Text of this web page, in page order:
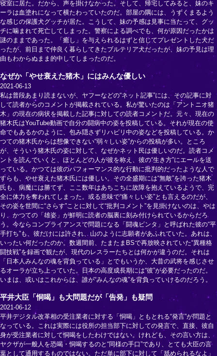
寝室に居た。だから、声を掛けなかった。そして、帰宅してみると、妹のキ
ーラは血塗れになって横たわっていたのだ。部屋の隅には、うずくまるよう
な感じの保護犬グッチが居た。こうして、妹の予感は見事に当たって、グッ
チに噛まれて死亡してしまった。警察による調べでも、何が原因だったかは
謎のままであった。「癒し」を与えられるはずと信じてプレゼントした犬だ
ったが、前日まで仲良く暮らしてきたブルテリア犬だったが、妹の予見は理
由もわからぬまま的中してしまったのだ。
なぜか「やせ衰えた猪木」にはみんな優しい
2021-06-13
私は普段あまり読まないが、ヤフーなどの“ネット記事”には、その記事に対
して読者からのコメントが掲載されている。私が驚いたのは「アントニオ猪
木」の現在の病状を掲載した記事に対しての読者コメントだ。元々、現在の
猪木氏はYouTube動画で自分の闘病中の姿を投稿している。それが現在の使
命でもあるかのように、包み隠さずリハビリ中の姿などを投稿している。か
つての猪木氏からは想像できない“弱々しい姿”からの投稿が多い。ところ
が、そういう猪木氏の姿に対して、なぜかネット民は優しいのだ。読者コメ
ントを読んでいくと、ほとんどの人が彼を称え、彼の“生き方”にエールを送
っている。かつては彼のパフォーマンス的な行動に批判的だったような人で
すらも、やせ衰えた猪木氏には優しい。その全盛期には“無敵”を誇った猪木
氏も、病魔には勝てず、ここ数年はあちこちに故障を抱えているようで、完
全に体力を奪われてしまった。或る意味で“痛々しい姿”とも言えるのだが、
その姿を世間に“さらす”ことに対して“批判コメント”を見掛けないのは、やは
り、かつての「雄姿」が鮮明に読者の脳裏に刻み付けられているからだろ
う。今ならコンプライアンスで問題になる「闘魂ビンタ」と呼ばれた彼の“平
手打ち”も、彼だけには許され、山のように志願者があふれていた。あれは、
いったい何だったのか。数週間前、たまたまBSで再放映されていた“異種格
闘技戦”を録画で観たが、現代のレスラーたちとは何かが違うのだ。それは
「日本人みんなの魂を背負っている」とでもいうか、大昔の武将を感じさせ
るオーラが立ち上っていた。日本の高度成長期には“彼”が必要だったのだ。
いまは、或いはこれからは、誰が“みんなの魂”を背負っていけるのだろう。
平井大臣「恫喝」も大問題だが「告発」も疑問
2021-06-12
平井デジタル改革相の受注業者に対する「恫喝」ともとれる“発言”が問題と
なっている。これは実際には役所の担当部下に対しての発言で、直接、彼自
身が受注業者に対して恫喝をしたわけではない。けれども、その言い方は、
ヤクザが一般人を恐喝・恫喝するのと“同様の手口”であり、とても大臣の言
葉として通用するものではない。ただ単に部下に対して「舐められるなよ」